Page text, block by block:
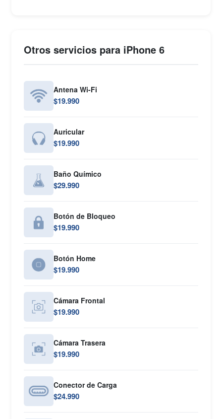
Otros servicios para iPhone 6
Antena Wi-Fi
$19.990
Auricular
$19.990
Baño Químico
$29.990
Botón de Bloqueo
$19.990
Botón Home
$19.990
Cámara Frontal
$19.990
Cámara Trasera
$19.990
Conector de Carga
$24.990